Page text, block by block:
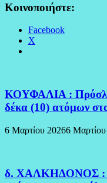
Κοινοποιήστε:
Facebook
X
ΚΟΥΦΑΛΙΑ :
δέκα (10) ατόμων
6 Μαρτίου 20266
δ. ΧΑΛΚΗΔΟΝΟΣ :